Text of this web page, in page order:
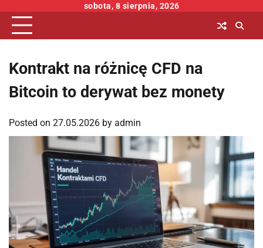
content
sobota, 8 sierpnia, 2026
Kontrakt na różnicę CFD na
Bitcoin to derywat bez monety
Posted on 27.05.2026 by admin